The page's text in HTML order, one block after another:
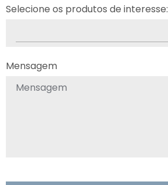
Selecione os produtos de interesse:
Mensagem